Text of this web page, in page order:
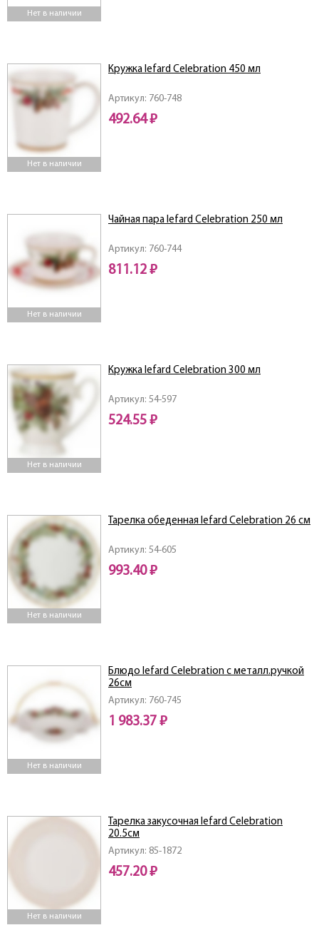
Нет в наличии
Нет в наличии
Артикул: 760-748
Кружка lefard Celebration 450 мл
492.64 ₽
Нет в наличии
Артикул: 760-744
Чайная пара lefard Celebration 250 мл
811.12 ₽
Нет в наличии
Артикул: 54-597
Кружка lefard Celebration 300 мл
524.55 ₽
Нет в наличии
Артикул: 54-605
Тарелка обеденная lefard Celebration 26 см
993.40 ₽
Нет в наличии
Артикул: 760-745
Блюдо lefard Celebration с металл.ручкой
26см
1 983.37 ₽
Нет в наличии
Артикул: 85-1872
Тарелка закусочная lefard Celebration
20.5см
457.20 ₽